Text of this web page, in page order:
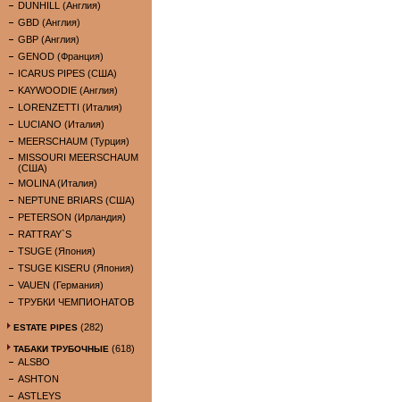
DUNHILL (Англия)
GBD (Англия)
GBP (Англия)
GENOD (Франция)
ICARUS PIPES (США)
KAYWOODIE (Англия)
LORENZETTI (Италия)
LUCIANO (Италия)
MEERSCHAUM (Турция)
MISSOURI MEERSCHAUM
(США)
MOLINA (Италия)
NEPTUNE BRIARS (США)
PETERSON (Ирландия)
RATTRAY`S
TSUGE (Япония)
TSUGE KISERU (Япония)
VAUEN (Германия)
ТРУБКИ ЧЕМПИОНАТОВ
ESTATE PIPES (282)
ТАБАКИ ТРУБОЧНЫЕ (618)
ALSBO
ASHTON
ASTLEYS